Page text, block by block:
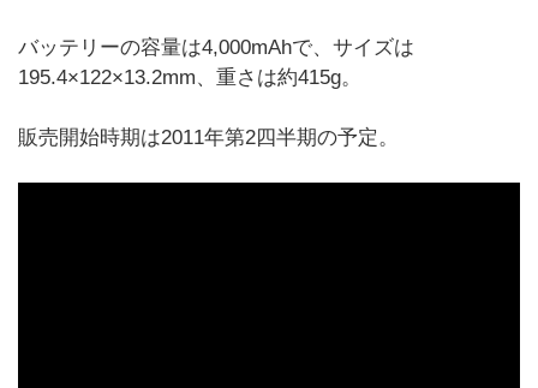
バッテリーの容量は4,000mAhで、サイズは
195.4×122×13.2mm、重さは約415g。
販売開始時期は2011年第2四半期の予定。